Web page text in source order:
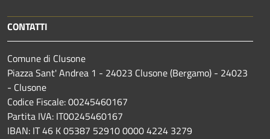
CONTATTI
Comune di Clusone
Piazza Sant' Andrea 1 - 24023 Clusone (Bergamo) - 24023
- Clusone
Codice Fiscale: 00245460167
Partita IVA: IT00245460167
IBAN: IT 46 K 05387 52910 0000 4224 3279